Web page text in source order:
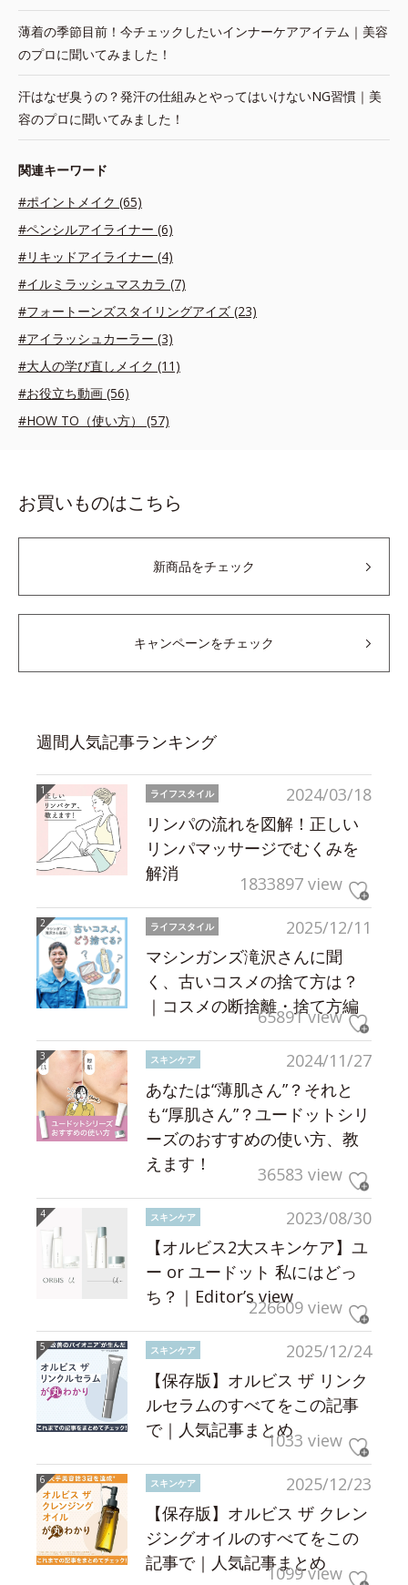
薄着の季節目前！今チェックしたいインナーケアアイテム｜美容
のプロに聞いてみました！
汗はなぜ臭うの？発汗の仕組みとやってはいけないNG習慣｜美
容のプロに聞いてみました！
関連キーワード
#ポイントメイク (65)
#ペンシルアイライナー (6)
#リキッドアイライナー (4)
#イルミラッシュマスカラ (7)
#フォートーンズスタイリングアイズ (23)
#アイラッシュカーラー (3)
#大人の学び直しメイク (11)
#お役立ち動画 (56)
#HOW TO（使い方） (57)
お買いものはこちら
新商品をチェック
キャンペーンをチェック
週間人気記事ランキング
2024/03/18
ライフスタイル
リンパの流れを図解！正しい
リンパマッサージでむくみを
解消
1833897 view
2025/12/11
ライフスタイル
マシンガンズ滝沢さんに聞
く、古いコスメの捨て方は？
｜コスメの断捨離・捨て方編
65891 view
2024/11/27
スキンケア
あなたは“薄肌さん”？それと
も“厚肌さん”？ユードットシリ
ーズのおすすめの使い方、教
えます！
36583 view
2023/08/30
スキンケア
【オルビス2大スキンケア】ユ
ー or ユードット 私にはどっ
ち？｜Editor’s view226609 view
2025/12/24
スキンケア
【保存版】オルビス ザ リンク
ルセラムのすべてをこの記事
で｜人気記事まとめ1033 view
2025/12/23
スキンケア
【保存版】オルビス ザ クレン
ジングオイルのすべてをこの
記事で｜人気記事まとめ
1099 view